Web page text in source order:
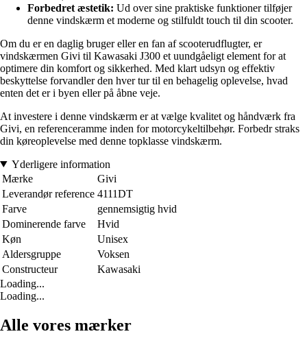
Forbedret æstetik: Ud over sine praktiske funktioner tilføjer
denne vindskærm et moderne og stilfuldt touch til din scooter.
Om du er en daglig bruger eller en fan af scooterudflugter, er
vindskærmen Givi til Kawasaki J300 et uundgåeligt element for at
optimere din komfort og sikkerhed. Med klart udsyn og effektiv
beskyttelse forvandler den hver tur til en behagelig oplevelse, hvad
enten det er i byen eller på åbne veje.
At investere i denne vindskærm er at vælge kvalitet og håndværk fra
Givi, en referenceramme inden for motorcykeltilbehør. Forbedr straks
din køreoplevelse med denne topklasse vindskærm.
Yderligere information
Mærke
Givi
Leverandør reference 4111DT
Farve
gennemsigtig hvid
Dominerende farve
Hvid
Køn
Unisex
Aldersgruppe
Voksen
Constructeur
Kawasaki
Loading...
Loading...
Alle vores mærker